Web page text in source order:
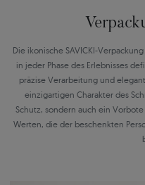
Die ikonische SAVICKI-
in jeder Phase des Erlebnisses
präzise Verarbeitung und
einzigartigen Charakter des
Schutz, sondern auch ein
Werten, die der beschenkten